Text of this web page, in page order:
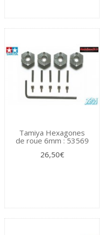
Tamiya Hexagones
de roue 6mm : 53569
26,50€